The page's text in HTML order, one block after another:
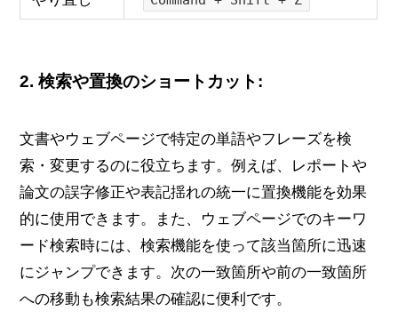
2.検索や置換のショートカット:
文書やウェブページで特定の単語やフレーズを検
索・変更するのに役立ちます。例えば、レポートや
論文の誤字修正や表記揺れの統一に置換機能を効果
的に使用できます。また、ウェブページでのキーワ
ード検索時には、検索機能を使って該当箇所に迅速
にジャンプできます。次の一致箇所や前の一致箇所
への移動も検索結果の確認に便利です。